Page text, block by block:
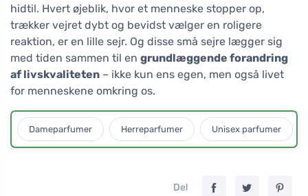
hidtil. Hvert øjeblik, hvor et menneske stopper op,
trækker vejret dybt og bevidst vælger en roligere
reaktion, er en lille sejr. Og disse små sejre lægger sig
med tiden sammen til en grundlæggende forandring
af livskvaliteten – ikke kun ens egen, men også livet
for menneskene omkring os.
Dameparfumer Herreparfumer Unisex parfumer
Del